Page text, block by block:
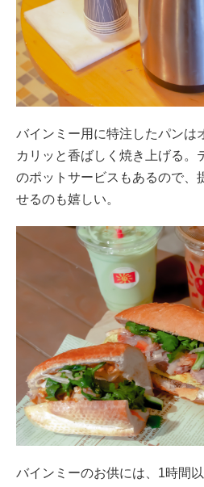
バインミー用に特注したパンは
カリッと香ばしく焼き上げる。
のポットサービスもあるので、
せるのも嬉しい。
バインミーのお供には、1時間